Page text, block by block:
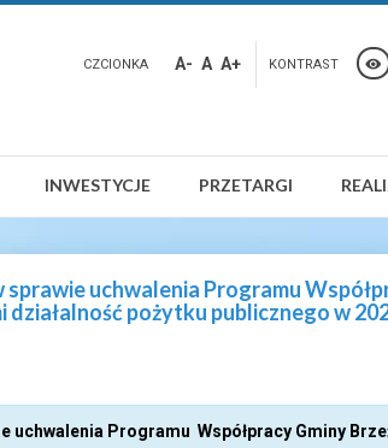
CZCIONKA A- A A+ KONTRAST
INWESTYCJE PRZETARGI
uchwalenia Programu
pożytku publicznego w
uchwalenia Programu Współpracy Gminy